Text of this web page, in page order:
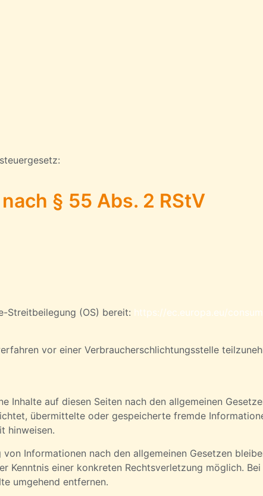
§ 55 Abs. 2 RStV
Streitbeilegung (OS) bereit: https://ec.europa.eu/
vor einer Verbraucherschlichtungsstelle
Inhalte auf diesen Seiten nach den allgemeinen
übermittelte oder gespeicherte fremde
hinweisen.
Informationen nach den allgemeinen Gesetzen
einer konkreten Rechtsverletzung möglich.
umgehend entfernen.